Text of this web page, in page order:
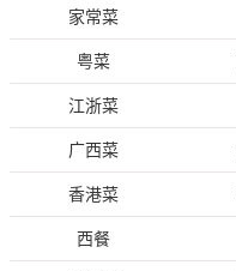
家常菜
粤菜
江浙菜
广西菜
香港菜
西餐